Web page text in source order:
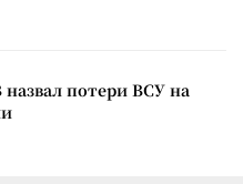
потери ВСУ на